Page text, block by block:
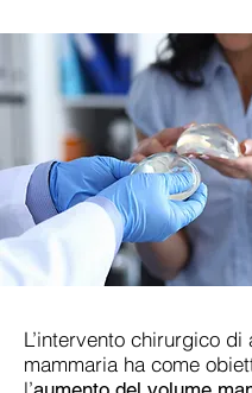
L’intervento chirurgico di
mammaria ha come